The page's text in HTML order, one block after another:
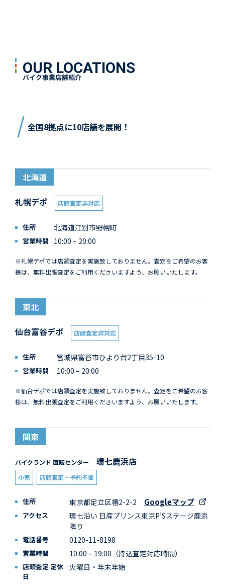
OUR LOCATIONS
バイク事業店舗紹介
全国8拠点に10店舗を展開！
北海道
札幌デポ 店頭査定非対応
住所 北海道江別市野幌町
営業時間 10:00 – 20:00
※札幌デポでは店頭査定を実施致しておりません。査定をご希望のお客
様は、無料出張査定をご利用くださいますよう、お願いいたします。
東北
仙台富谷デポ 店頭査定非対応
住所 宮城県富谷市ひより台2丁目35-10
営業時間 10:00 – 20:00
※仙台デポでは店頭査定を実施致しておりません。査定をご希望のお客
様は、無料出張査定をご利用くださいますよう、お願いいたします。
関東
バイクランド 直販センター 環七鹿浜店
小売 店頭査定・予約不要
住所 東京都足立区椿2-2-2 Googleマップ
アクセス
環七沿い 日産プリンス東京P’Sステージ鹿浜
隣り
電話番号 0120-11-8198
営業時間 10:00 – 19:00（持込査定対応時間）
店頭査定 定休
日
火曜日・年末年始